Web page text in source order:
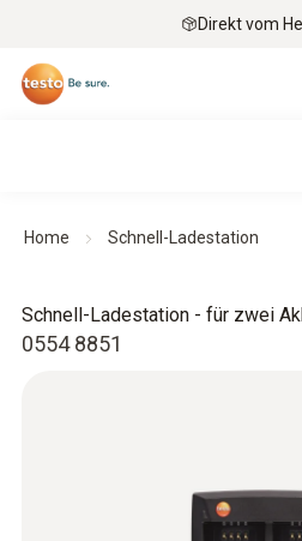
Direkt vom
Home Schnell-Ladestation
0554 8851
Schnell-Ladestation - für zwei